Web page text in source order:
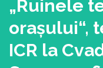
„Ruinele
orașului“,
ICR la